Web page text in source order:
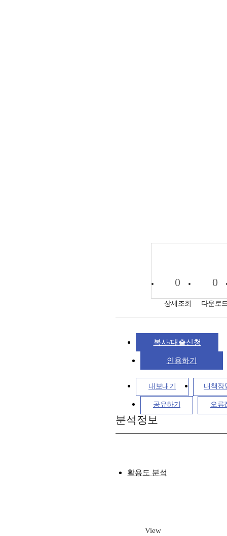
0
상세조회
0
다운로
복사/대출신청
인용하기
내보내기 내책장
공유하기 오류
분석정보
활용도 분석
View